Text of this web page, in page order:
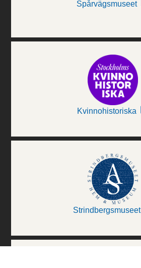
Spårvägsmuseet
Kvinnohistoriska
Strindbergsmuseet